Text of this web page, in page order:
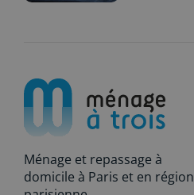
Ménage et repassage à
domicile à Paris et en région